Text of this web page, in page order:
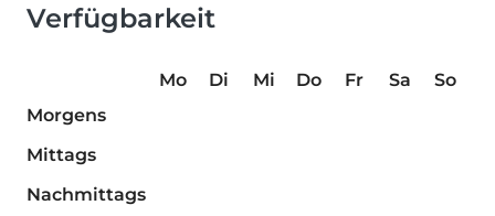
Verfügbarkeit
Mo Di Mi Do Fr Sa
So
Morgens
Mittags
Nachmittags